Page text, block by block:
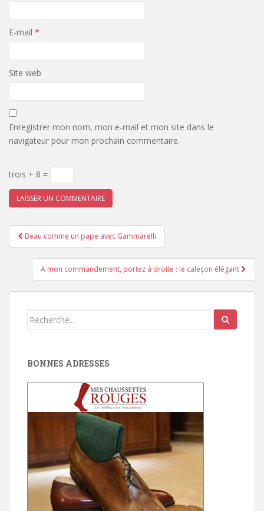
E-mail *
Site web
Enregistrer mon nom, mon e-mail et mon site dans le
navigateur pour mon prochain commentaire.
trois + 8 =
Pagination
d'article
Beau comme un pape avec Gammarelli
A mon commandement, portez à droite : le caleçon élégant
Search
BONNES ADRESSES